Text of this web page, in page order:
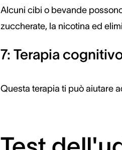
Alcuni cibi o bevande
zuccherate, la nicotina ed
7: Terapia
Questa terapia ti può aiutare